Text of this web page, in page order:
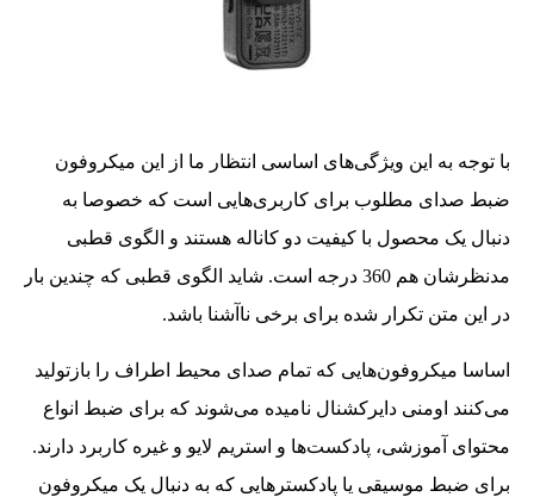
با توجه به این ویژگی‌های اساسی انتظار ما از این میکروفون
ضبط صدای مطلوب برای کاربری‌هایی است که خصوصا به
دنبال یک محصول با کیفیت دو کاناله هستند و الگوی قطبی
مدنظرشان هم 360 درجه است. شاید الگوی قطبی که چندین بار
در این متن تکرار شده برای برخی ناآشنا باشد.
اساسا میکروفون‌هایی که تمام صدای محیط اطراف را بازتولید
می‌کنند اومنی دایرکشنال نامیده می‌شوند که برای ضبط انواع
محتوای آموزشی،‌ پادکست‌ها و استریم لایو و غیره کاربرد دارند.
برای ضبط موسیقی یا پادکسترهایی که به دنبال یک میکروفون